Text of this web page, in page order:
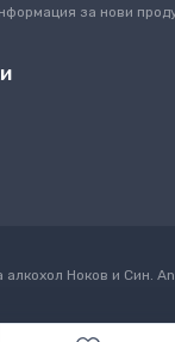
за нови
Ноков и Син. An